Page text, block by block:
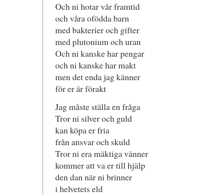
Och ni hotar vår framtid
och våra ofödda barn
med bakterier och gifter
med plutonium och uran
Och ni kanske har pengar
och ni kanske har makt
men det enda jag känner
för er är förakt
Jag måste ställa en fråga
Tror ni silver och guld
kan köpa er fria
från ansvar och skuld
Tror ni era mäktiga vänner
kommer att va er till hjälp
den dan när ni brinner
i helvetets eld